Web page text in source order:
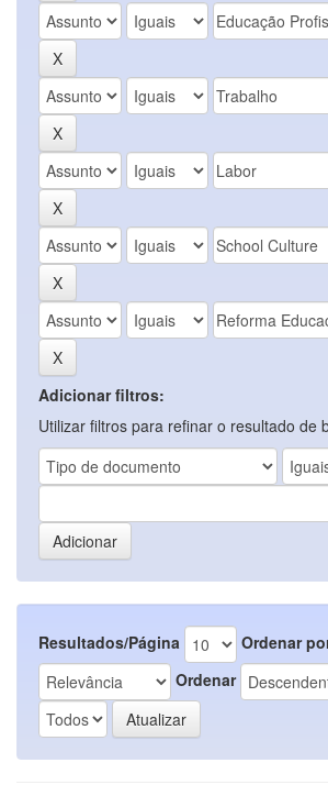
Adicionar filtros:
Utilizar filtros para refinar o resultado de
Resultados/Página
Ordenar
Ordenar